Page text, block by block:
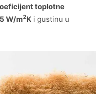
toplotne
W/m2K i gustinu u